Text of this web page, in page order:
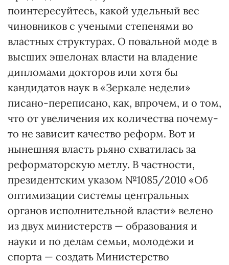
поинтересуйтесь, какой удельный вес
чиновников с учеными степенями во
властных структурах. О повальной моде в
высших эшелонах власти на владение
дипломами докторов или хотя бы
кандидатов наук в «Зеркале недели»
писано-переписано, как, впрочем, и о том,
что от увеличения их количества почему-
то не зависит качество реформ. Вот и
нынешняя власть рьяно схватилась за
реформаторскую метлу. В частности,
президентским указом №1085/2010 «Об
оптимизации системы центральных
органов исполнительной власти» велено
из двух министерств — образования и
науки и по делам семьи, молодежи и
спорта — создать Министерство